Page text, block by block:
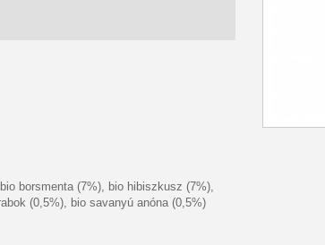
borsmenta (7%), bio hibiszkusz (7%),
(0,5%), bio savanyú anóna (0,5%)